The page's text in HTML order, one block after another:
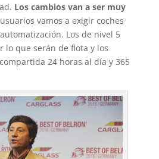
Los cambios van a ser muy
vamos a exigir coches
Los de nivel 5
lo que serán de flota y los
24 horas al día y 365